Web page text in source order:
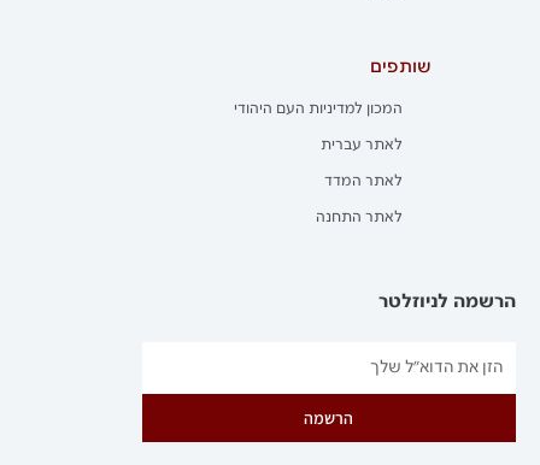
שותפים
המכון למדיניות העם היהודי
לאתר עברית
לאתר המדד
לאתר התחנה
הרשמה לניוזלטר
הרשמה